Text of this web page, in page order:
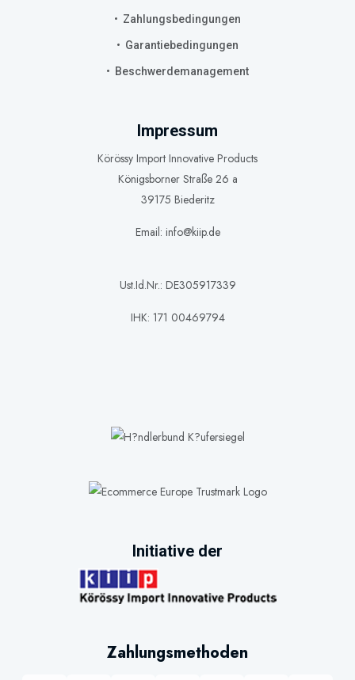
Zahlungsbedingungen
Garantiebedingungen
Beschwerdemanagement
Impressum
Körössy Import Innovative Products
Königsborner Straße 26 a
39175 Biederitz
Email: info@kiip.de
Ust.Id.Nr.: DE305917339
IHK: 171 00469794
Initiative der
Zahlungsmethoden